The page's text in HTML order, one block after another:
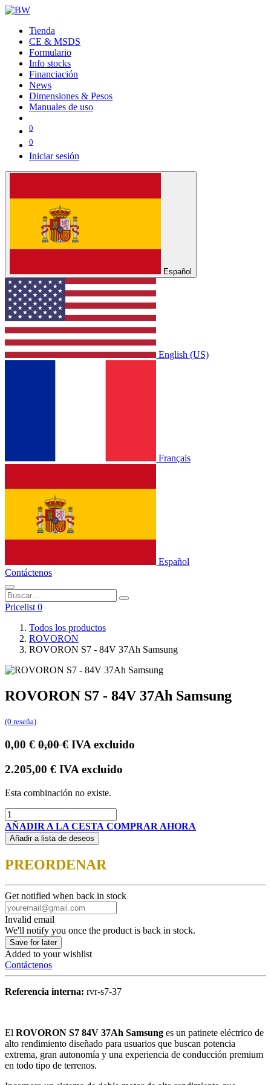
Tienda
CE & MSDS
Formulario
Info stocks
Financiación
News
Dimensiones & Pesos
Manuales de uso
0
0
Iniciar sesión
Español
English (US)
Français
Español
Contáctenos
Pricelist 0
Todos los productos
ROVORON
ROVORON S7 - 84V 37Ah Samsung
ROVORON S7 - 84V 37Ah Samsung
(0 reseña)
0,00 € 0,00€ IVA excluido
2.205,00 € IVA excluido
Esta combinación no existe.
AÑADIR A LA CESTA COMPRAR AHORA
Añadir a lista de deseos
PREORDENAR
Get notified when back in stock
Invalid email
We'll notify you once the product is back in stock.
Save for later
Added to your wishlist
Contáctenos
Referencia interna: rvr-s7-37
El ROVORON S7 84V 37Ah Samsung es un patinete eléctrico de
alto rendimiento diseñado para usuarios que buscan potencia
extrema, gran autonomía y una experiencia de conducción premium
en todo tipo de terrenos.